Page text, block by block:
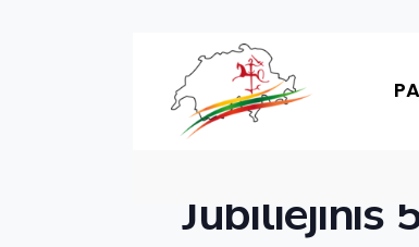
content
« Visi Renginiai
Šis renginys jau įvyko.
Jubiliejinis